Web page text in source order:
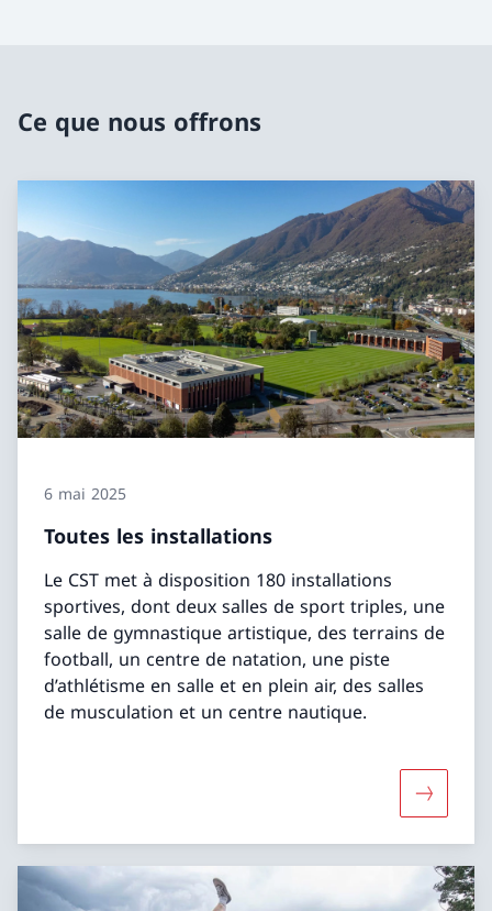
Ce que nous offrons
6 mai 2025
Toutes les installations
Le CST met à disposition 180 installations
sportives, dont deux salles de sport triples, une
salle de gymnastique artistique, des terrains de
football, un centre de natation, une piste
d’athlétisme en salle et en plein air, des salles
de musculation et un centre nautique.